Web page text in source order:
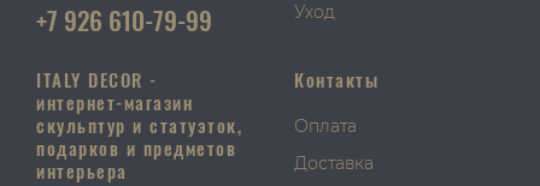
+7 926 610-79-99
Уход
ITALY DECOR -
интернет-магазин
скульптур и статуэток,
подарков и предметов
интерьера
Контакты
Оплата
Доставка